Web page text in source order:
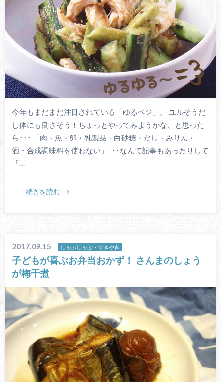
今年もまだまだ注目されている「ゆるベジ」。 ユルそうだ
し体にも良さそう！ちょっとやってみようかな、と思った
ら･･･ 「肉・魚・卵・乳製品・白砂糖・だし・みりん・
酒・合成調味料を使わない」･･･なんて記事もあったりして
「…
続きを読む
2017.09.15 しゃぶしゃぶ・すきやき
子どもが喜ぶお弁当おかず！ さんまのしょう
が梅干煮